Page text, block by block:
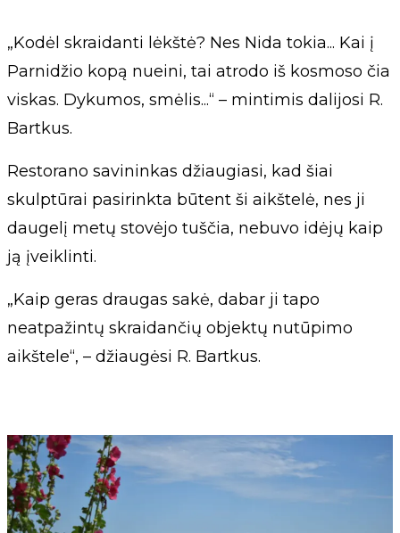
„Kodėl skraidanti lėkštė? Nes Nida tokia... Kai į
Parnidžio kopą nueini, tai atrodo iš kosmoso čia
viskas. Dykumos, smėlis...“ – mintimis dalijosi R.
Bartkus.
Restorano savininkas džiaugiasi, kad šiai
skulptūrai pasirinkta būtent ši aikštelė, nes ji
daugelį metų stovėjo tuščia, nebuvo idėjų kaip
ją įveiklinti.
„Kaip geras draugas sakė, dabar ji tapo
neatpažintų skraidančių objektų nutūpimo
aikštele“, – džiaugėsi R. Bartkus.